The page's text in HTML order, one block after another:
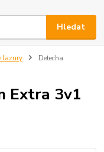
Hledat
lazury
Detecha
Extra 3v1